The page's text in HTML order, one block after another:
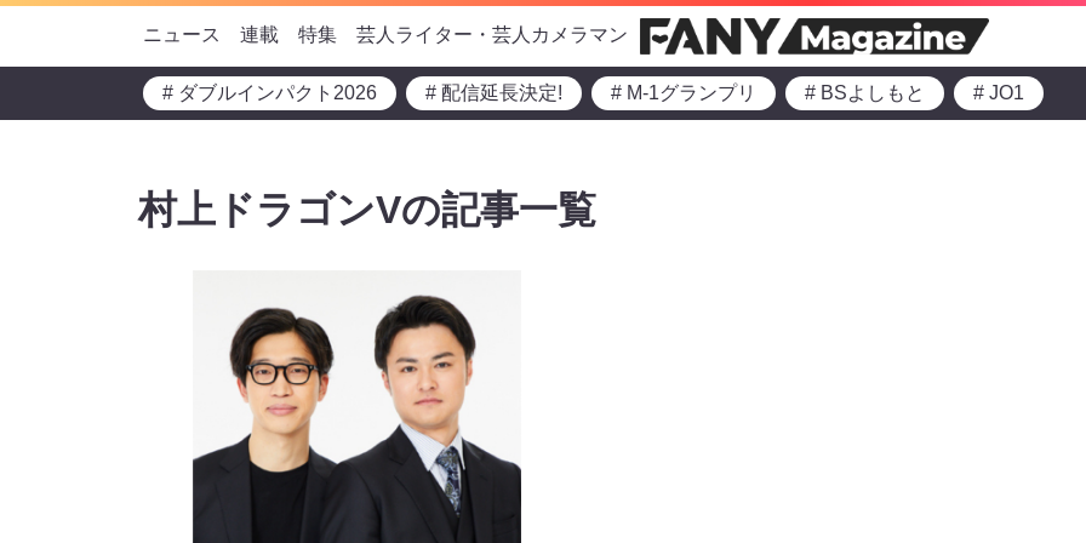
ニュース 連載 特集 芸人ライター・芸人カメラマン
# ダブルインパクト2026 # 配信延長決定! # M-1グランプリ # BSよしもと # JO1
村上ドラゴンVの記事一覧